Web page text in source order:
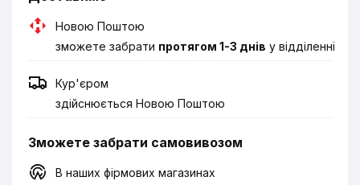
Новою Поштою
зможете забрати протягом 1-3 днів у відділенні
Кур'єром
здійснюється Новою Поштою
Зможете забрати самовивозом
В наших фірмових магазинах